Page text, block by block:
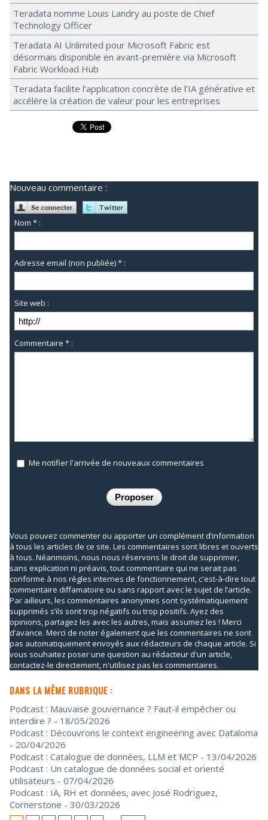
Teradata nomme Louis Landry au poste de Chief
Technology Officer
Teradata AI Unlimited pour Microsoft Fabric est
désormais disponible en avant-première via Microsoft
Fabric Workload Hub
Teradata facilite l’application concrète de l’IA générative et
accélère la création de valeur pour les entreprises
Nouveau commentaire :
Nom * :
Adresse email (non publiée) * :
Site web :
Commentaire * :
Me notifier l'arrivée de nouveaux commentaires
Vous pouvez commenter ou apporter un complément d’information
à tous les articles de ce site. Les commentaires sont libres et ouverts
à tous. Néanmoins, nous nous réservons le droit de supprimer,
sans explication ni préavis, tout commentaire qui ne serait pas
conforme à nos règles internes de fonctionnement, c'est-à-dire tout
commentaire diffamatoire ou sans rapport avec le sujet de l’article.
Par ailleurs, les commentaires anonymes sont systématiquement
supprimés s’ils sont trop négatifs ou trop positifs. Ayez des
opinions, partagez les avec les autres, mais assumez les ! Merci
d’avance. Merci de noter également que les commentaires ne sont
pas automatiquement envoyés aux rédacteurs de chaque article. Si
vous souhaitez poser une question au rédacteur d'un article,
contactez-le directement, n'utilisez pas les commentaires.
DANS LA MÊME RUBRIQUE :
Podcast : Mauvaise gouvernance ? Faut-il empêcher ou
interdire ? - 18/05/2026
Podcast : Découvrons le context engineering avec Dataloma
- 20/04/2026
Podcast : Catalogue de données, LLM et MCP - 13/04/2026
Podcast : Un catalogue de données social et orienté
utilisateurs - 07/04/2026
Podcast : IA, RH et données, avec José Rodriguez,
Cornerstone - 30/03/2026